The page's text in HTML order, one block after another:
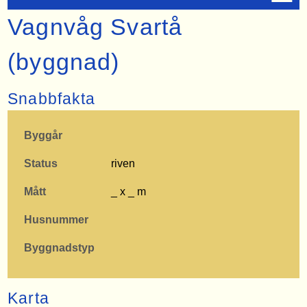
Vagnvåg Svartå
(byggnad)
Snabbfakta
Byggår
Status riven
Mått _ x _ m
Husnummer
Byggnadstyp
Karta